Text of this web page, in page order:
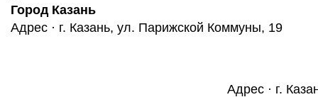
Город Казань
Адрес · г. Казань, ул. Парижской Коммуны, 19
Адрес · г.